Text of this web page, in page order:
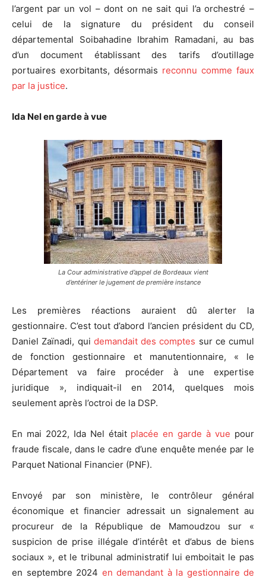
l’argent par un vol – dont on ne sait qui l’a orchestré –
celui de la signature du président du conseil
départemental Soibahadine Ibrahim Ramadani, au bas
d’un document établissant des tarifs d’outillage
portuaires exorbitants, désormais reconnu comme faux
par la justice.
Ida Nel en garde à vue
La Cour administrative d’appel de Bordeaux vient
d’entériner le jugement de première instance
Les premières réactions auraient dû alerter la
gestionnaire. C’est tout d’abord l’ancien président du CD,
Daniel Zaïnadi, qui demandait des comptes sur ce cumul
de fonction gestionnaire et manutentionnaire, « le
Département va faire procéder à une expertise
juridique », indiquait-il en 2014, quelques mois
seulement après l’octroi de la DSP.
En mai 2022, Ida Nel était placée en garde à vue pour
fraude fiscale, dans le cadre d’une enquête menée par le
Parquet National Financier (PNF).
Envoyé par son ministère, le contrôleur général
économique et financier adressait un signalement au
procureur de la République de Mamoudzou sur «
suspicion de prise illégale d’intérêt et d’abus de biens
sociaux », et le tribunal administratif lui emboitait le pas
en septembre 2024 en demandant à la gestionnaire de